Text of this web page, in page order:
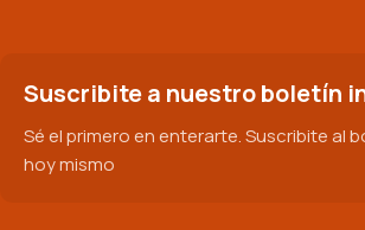
Suscribite a nuestro boletín
Sé el primero en enterarte. Suscribite al
hoy mismo